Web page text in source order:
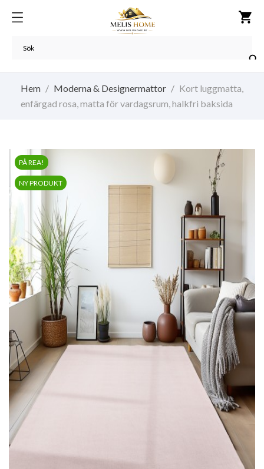
shopping_cart

Hem Moderna & Designermattor
Kort luggmatta,
enfärgad rosa, matta för vardagsrum, halkfri baksida
PÅ REA!
NY PRODUKT